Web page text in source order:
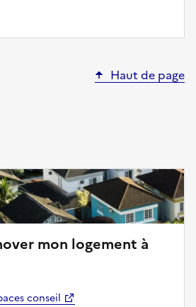
Haut de page
mon logement à
conseil